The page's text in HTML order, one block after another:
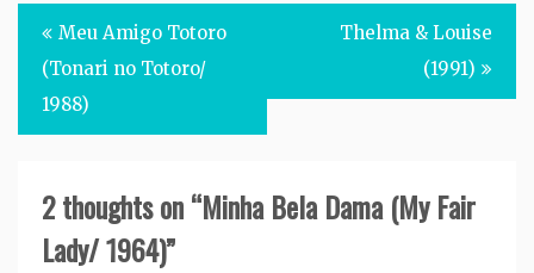
Post
navigation
Meu Amigo Totoro
(Tonari no Totoro/
1988)
Thelma & Louise
(1991)
2 thoughts on “Minha Bela Dama (My Fair
Lady/ 1964)”